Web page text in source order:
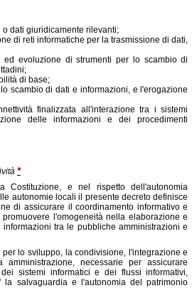
dati giuridicamente rilevanti;
di reti informatiche per la trasmissione di dati,
evoluzione di strumenti per lo scambio di
di base;
scambio di dati e informazioni, e l'erogazione
finalizzata all'interazione tra i sistemi
delle informazioni e dei procedimenti
*
Costituzione, e nel rispetto dell'autonomia
autonomie locali il presente decreto definisce
di assicurare il coordinamento informativo e
l'omogeneità nella elaborazione e
tra le pubbliche amministrazioni e
lo sviluppo, la condivisione, l'integrazione e
necessarie per assicurare
sistemi informatici e dei flussi informativi,
salvaguardia e l'autonomia del patrimonio